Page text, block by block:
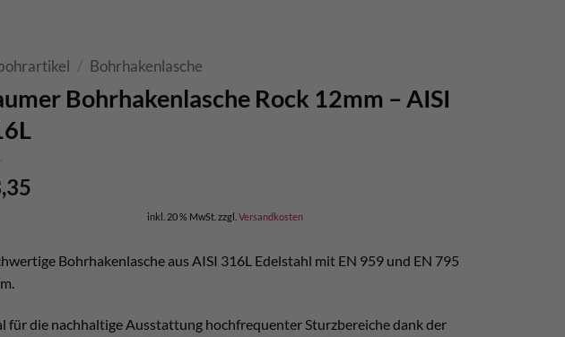
/ Bohrhakenlasche
Bohrhakenlasche Rock 12mm – AISI
inkl. 20 % MwSt. zzgl. Versandkosten
Bohrhakenlasche aus AISI 316L Edelstahl mit EN 959 und EN 795
für die nachhaltige Ausstattung hochfrequenter Sturzbereiche dank der